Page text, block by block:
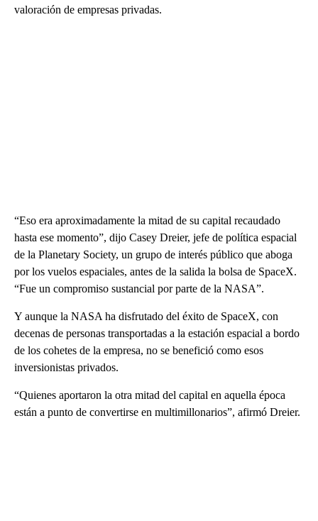
valoración de empresas privadas.
“Eso era aproximadamente la mitad de su capital recaudado
hasta ese momento”, dijo Casey Dreier, jefe de política espacial
de la Planetary Society, un grupo de interés público que aboga
por los vuelos espaciales, antes de la salida la bolsa de SpaceX.
“Fue un compromiso sustancial por parte de la NASA”.
Y aunque la NASA ha disfrutado del éxito de SpaceX, con
decenas de personas transportadas a la estación espacial a bordo
de los cohetes de la empresa, no se benefició como esos
inversionistas privados.
“Quienes aportaron la otra mitad del capital en aquella época
están a punto de convertirse en multimillonarios”, afirmó Dreier.